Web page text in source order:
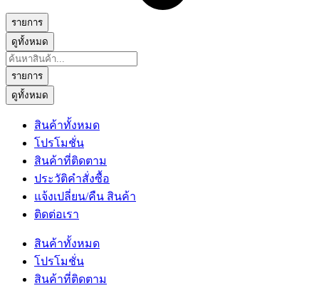
รายการ
ดูทั้งหมด
Search
...
รายการ
ดูทั้งหมด
สินค้าทั้งหมด
โปรโมชั่น
สินค้าที่ติดตาม
ประวัติคำสั่งซื้อ
แจ้งเปลี่ยน/คืน สินค้า
ติดต่อเรา
สินค้าทั้งหมด
โปรโมชั่น
สินค้าที่ติดตาม